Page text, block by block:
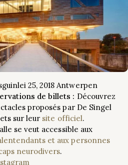
25, 2018 Antwerpen
de billets : Découvrez
proposés par De Singel
sur leur site officiel.
se veut accessible aux
et aux personnes
neurodivers.